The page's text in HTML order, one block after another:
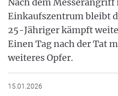
Einkaufszentrum bleibt
25-Jähriger kämpft
Einen Tag nach der Tat
weiteres Opfer.
15.01.2026